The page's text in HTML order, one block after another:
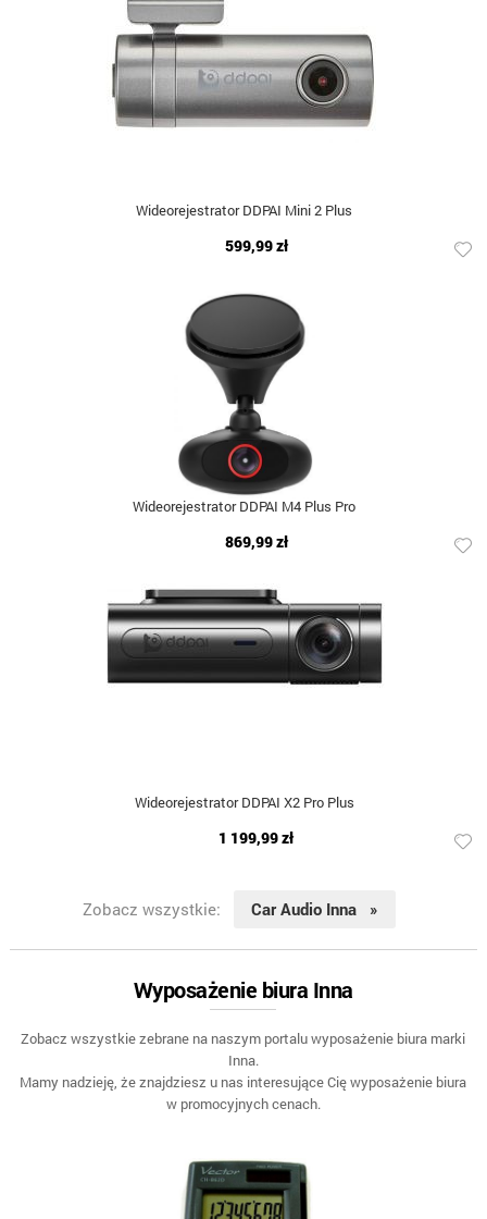
Wideorejestrator DDPAI Mini 2 Plus
599,99 zł
Wideorejestrator DDPAI M4 Plus Pro
869,99 zł
Wideorejestrator DDPAI X2 Pro Plus
1 199,99 zł
Zobacz wszystkie: Car Audio Inna »
Wyposażenie biura Inna
Zobacz wszystkie zebrane na naszym portalu wyposażenie biura marki
Inna.
Mamy nadzieję, że znajdziesz u nas interesujące Cię wyposażenie biura
w promocyjnych cenach.